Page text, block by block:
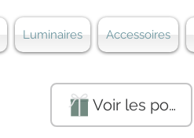
Luminaires Accessoires
Voir les points